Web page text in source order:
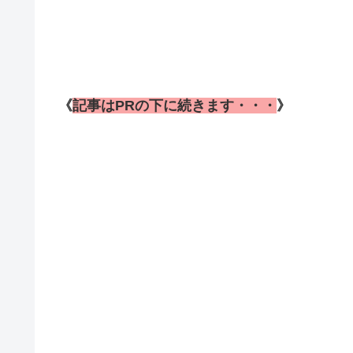
《記事はPRの下に続きます・・・ 》